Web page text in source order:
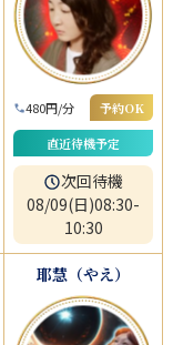
480円/分
予約OK
直近待機予定
次回待機
08/09(日)08:30-
10:30
耶慧（やえ）